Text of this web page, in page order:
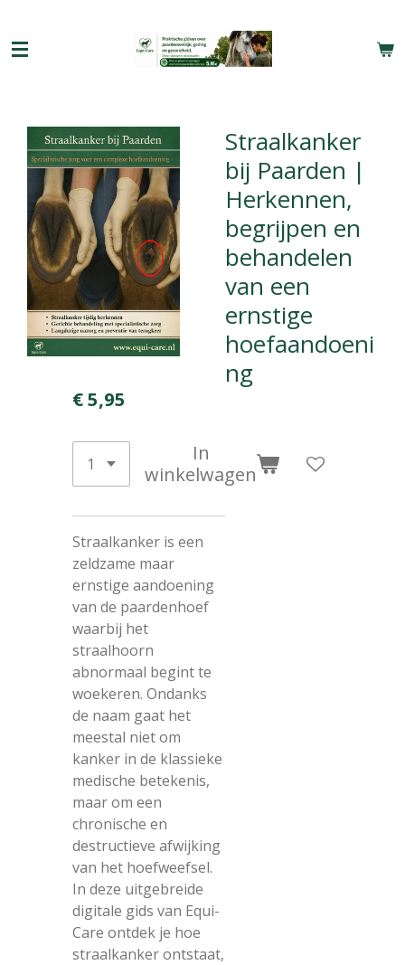
direct
naar
Straalkanker
bij Paarden |
Herkennen,
begrijpen en
behandelen
van een
ernstige
hoefaandoeni
ng
€ 5,95
In
winkelwagen
Straalkanker is een
zeldzame maar
ernstige aandoening
van de paardenhoef
waarbij het
straalhoorn
abnormaal begint te
woekeren. Ondanks
de naam gaat het
meestal niet om
kanker in de klassieke
medische betekenis,
maar om een
chronische en
destructieve afwijking
van het hoefweefsel.
In deze uitgebreide
digitale gids van Equi-
Care ontdek je hoe
straalkanker ontstaat,